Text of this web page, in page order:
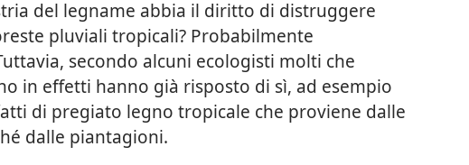
del legname abbia il diritto di distruggere
pluviali tropicali? Probabilmente
secondo alcuni ecologisti molti che
in effetti hanno già risposto di sì, ad esempio
di pregiato legno tropicale che proviene dalle
dalle piantagioni.